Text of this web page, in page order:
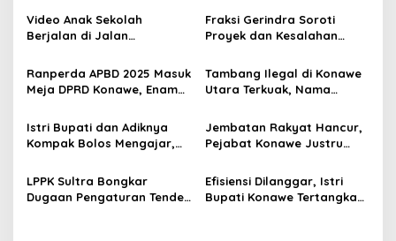
s
i
o
Video Anak Sekolah
Berjalan di Jalan
Bupati, Yusran Akbar
Langsung Instruksikan
PUPR Turun
Fraksi Gerindra Soroti
Proyek dan Kesalahan
Konawe Akui Kekeliruan
Kodefikasi APBD 2025
Ranperda APBD 2025 Masuk
Meja DPRD Konawe, Enam
Persetujuan Awal
Tambang Ilegal di Konawe
Utara Terkuak, Nama
Muncul di Daftar Saham
Istri Bupati dan Adiknya
Kompak Bolos Mengajar,
Kian Bobrok
Jembatan Rakyat Hancur,
Pejabat Konawe Justru
untuk Kemewahan
LPPK Sultra Bongkar
Dugaan Pengaturan Tender
Efisiensi Dilanggar, Istri
Bupati Konawe Tertangkap